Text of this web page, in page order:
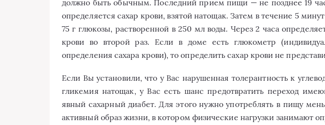
должно быть обычным. Последний прием пищи — не позднее 19
определяется сахар крови, взятой натощак. Затем в течение 5
75 г глюкозы, растворенной в 250 мл воды. Через 2 часа
крови во второй раз. Если в доме есть глюкометр
определения сахара крови), то определить сахар крови не
Если Вы установили, что у Вас нарушенная толерантность к
гликемия натощак, у Вас есть шанс предотвратить переход
явный сахарный диабет. Для этого нужно употреблять в пищу
активный образ жизни, в котором физические нагрузки занимают